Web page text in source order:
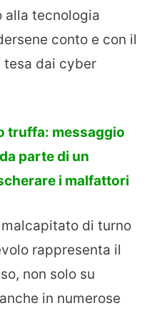
alla tecnologia
conto e con il
tesa dai cyber
truffa: messaggio
parte di un
i malfattori
di turno
rappresenta il
non solo su
in numerose